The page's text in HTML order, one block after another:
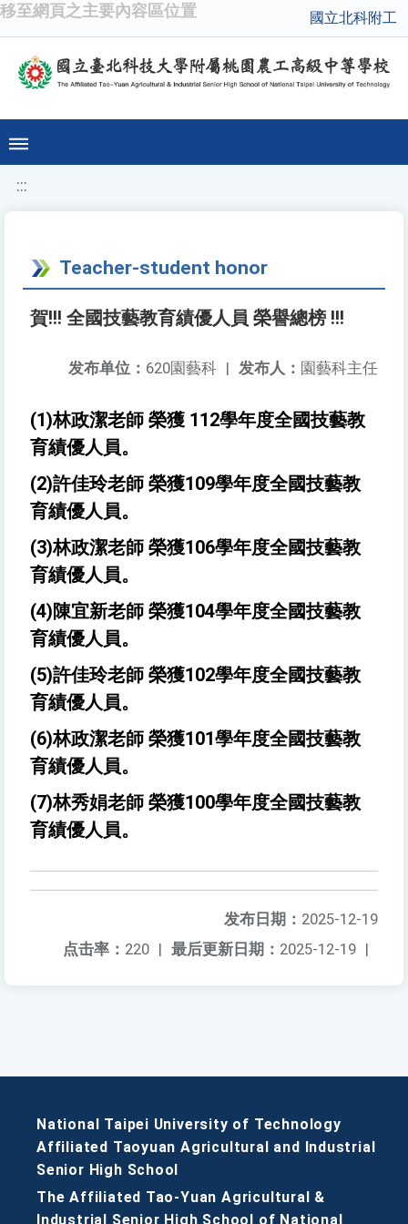
移至網頁之主要內容區位置 國立北科附工
:::
Teacher-student honor
賀!!! 全國技藝教育績優人員 榮譽總榜 !!!
发布人： 園藝科主任
发布单位： 620園藝科 |
(1)林政潔老師 榮獲 112學年度全國技藝教
育績優人員。
(2)許佳玲老師 榮獲109學年度全國技藝教
育績優人員。
(3)林政潔老師 榮獲106學年度全國技藝教
育績優人員。
(4)陳宜新老師 榮獲104學年度全國技藝教
育績優人員。
(5)許佳玲老師 榮獲102學年度全國技藝教
育績優人員。
(6)林政潔老師 榮獲101學年度全國技藝教
育績優人員。
(7)林秀娟老師 榮獲100學年度全國技藝教
育績優人員。
发布日期： 2025-12-19
最后更新日期： 2025-12-19 |
点击率： 220 |
National Taipei University of Technology
Affiliated Taoyuan Agricultural and Industrial
Senior High School
The Affiliated Tao-Yuan Agricultural &
Industrial Senior High School of National